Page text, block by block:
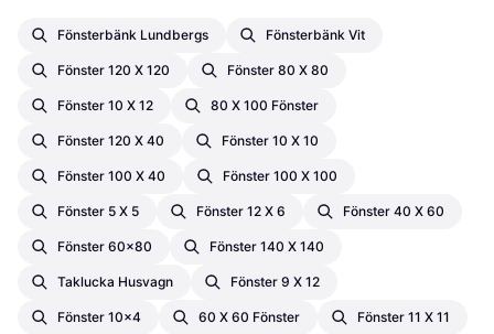
Fönsterbänk Lundbergs Fönsterbänk Vit
Fönster 120 X 120 Fönster 80 X 80
Fönster 10 X 12 80 X 100 Fönster
Fönster 120 X 40 Fönster 10 X 10
Fönster 100 X 40 Fönster 100 X 100
Fönster 5 X 5 Fönster 12 X 6 Fönster 40 X 60
Fönster 60x80 Fönster 140 X 140
Taklucka Husvagn Fönster 9 X 12
Fönster 10x4 60 X 60 Fönster Fönster 11 X 11